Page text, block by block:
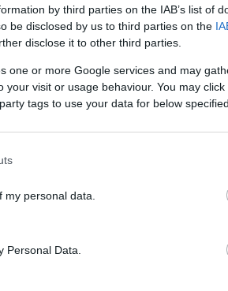
by third parties on the IAB’s list of
be disclosed by us to third parties on the
disclose it to other third parties.
one or more Google services and may
your visit or usage behaviour. You may
tags to use your data for below
personal data.
Personal Data.
Eruca vesicaria. Spada v
okus, ki se z rastjo okrepi.
in svetlo zeleni barvi. Imenujejo
zaradi njenega edinstvenega
pridih. Lahko jo zmešate tudi
v kuhinjah povsod.